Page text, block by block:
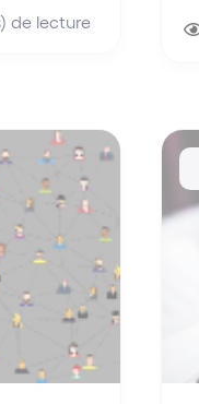
de lecture